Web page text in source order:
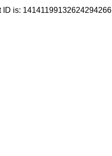
ID is: 14141199132624294266